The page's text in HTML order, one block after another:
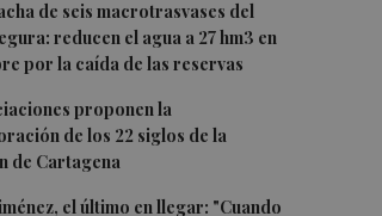
de seis macrotrasvases del
reducen el agua a 27 hm3 en
por la caída de las reservas
proponen la
de los 22 siglos de la
de Cartagena
el último en llegar: "Cuando